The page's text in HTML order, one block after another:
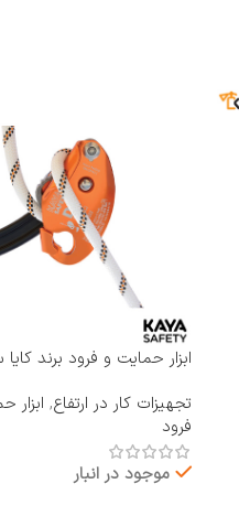
ابزار حمایت و فرود برند
تجهیزات کار در ارتفاع, ابزار
فرود
موجود در انبار